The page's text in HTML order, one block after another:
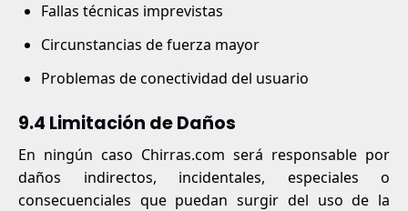
Fallas técnicas imprevistas
Circunstancias de fuerza mayor
Problemas de conectividad del usuario
9.4 Limitación de Daños
En ningún caso Chirras.com será responsable por
daños indirectos, incidentales, especiales o
consecuenciales que puedan surgir del uso de la